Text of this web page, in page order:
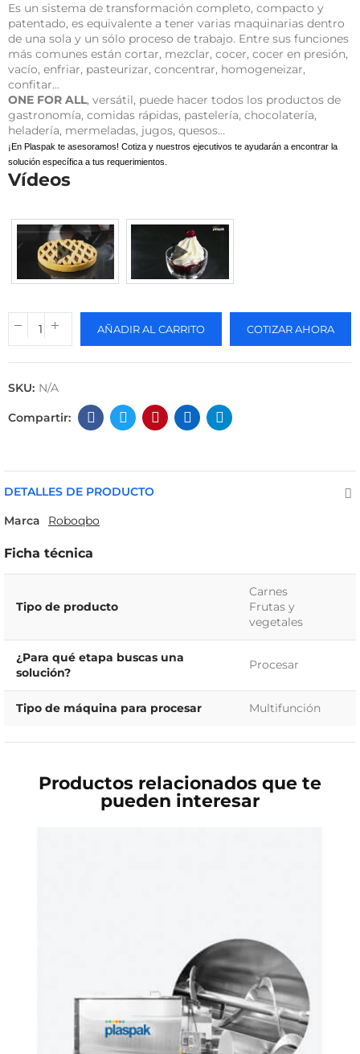
Es un sistema de transformación completo, compacto y
patentado, es equivalente a tener varias maquinarias dentro
de una sola y un sólo proceso de trabajo. Entre sus funciones
más comunes están cortar, mezclar, cocer, cocer en presión,
vacío, enfriar, pasteurizar, concentrar, homogeneizar,
confitar…
ONE FOR ALL, versátil, puede hacer todos los productos de
gastronomía, comidas rápidas, pastelería, chocolatería,
heladería, mermeladas, jugos, quesos…
¡En Plaspak te asesoramos! Cotiza y nuestros ejecutivos te ayudarán a encontrar la
solución específica a tus requerimientos.
Vídeos
AÑADIR AL CARRITO COTIZAR AHORA
SKU: N/A
DETALLES DE PRODUCTO
Marca
Roboqbo
Ficha técnica
Tipo de producto
Carnes
Frutas y
vegetales
¿Para qué etapa buscas una
solución?
Procesar
Tipo de máquina para procesar Multifunción
Productos relacionados que te
pueden interesar